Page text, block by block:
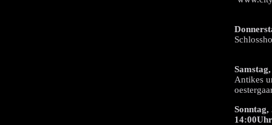
Antikes
14:00Uhr